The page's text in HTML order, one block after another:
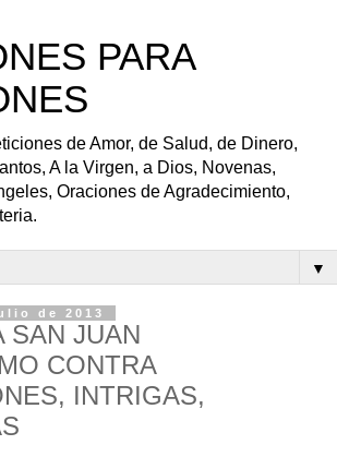
PARA
de Amor, de Salud, de Dinero,
A la Virgen, a Dios, Novenas,
Oraciones de Agradecimiento,
▼
de 2013
SAN JUAN
CONTRA
INTRIGAS,